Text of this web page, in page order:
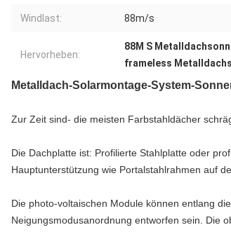
Windlast: 88m/s
Hervorheben:
88M S
frameless
Metalldach-Solarmontage-System-
Zur Zeit sind- die meisten Farbstahldächer
Die Dachplatte ist: Profilierte Stahlplatte oder
Hauptunterstützung wie Portalstahlrahmen auf
Die photo-voltaischen Module können entlang
Neigungsmodusanordnung entworfen sein. Die